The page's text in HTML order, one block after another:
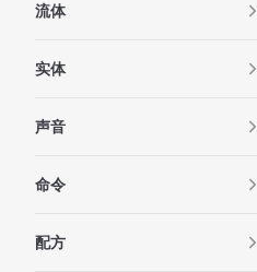
流体
实体
声音
命令
配方